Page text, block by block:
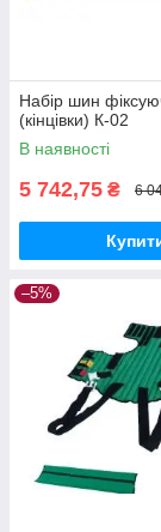
Набір шин
(кінцівки) К-02
В наявності
5 742,75 ₴ 6
–5%